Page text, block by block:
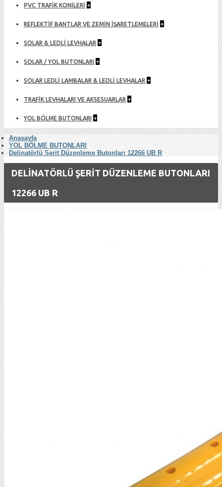
PVC TRAFİK KONİLERİ +
REFLEKTİF BANTLAR VE ZEMİN İŞARETLEMELERİ +
SOLAR & LEDLİ LEVHALAR +
SOLAR / YOL BUTONLARI +
SOLAR LEDLİ LAMBALAR & LEDLİ LEVHALAR +
TRAFİK LEVHALARI VE AKSESUARLAR +
YOL BÖLME BUTONLARI +
Anasayfa
YOL BÖLME BUTONLARI
Delinatörlü Şerit Düzenleme Butonları 12266 UB R
DELINATÖRLÜ ŞERIT DÜZENLEME BUTONLARI
12266 UB R